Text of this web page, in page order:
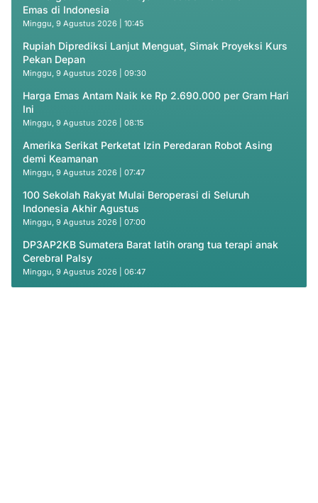
Emas di Indonesia
Minggu, 9 Agustus 2026 | 10:45
Rupiah Diprediksi Lanjut Menguat, Simak Proyeksi Kurs
Pekan Depan
Minggu, 9 Agustus 2026 | 09:30
Harga Emas Antam Naik ke Rp 2.690.000 per Gram Hari
Ini
Minggu, 9 Agustus 2026 | 08:15
Amerika Serikat Perketat Izin Peredaran Robot Asing
demi Keamanan
Minggu, 9 Agustus 2026 | 07:47
100 Sekolah Rakyat Mulai Beroperasi di Seluruh
Indonesia Akhir Agustus
Minggu, 9 Agustus 2026 | 07:00
DP3AP2KB Sumatera Barat latih orang tua terapi anak
Cerebral Palsy
Minggu, 9 Agustus 2026 | 06:47